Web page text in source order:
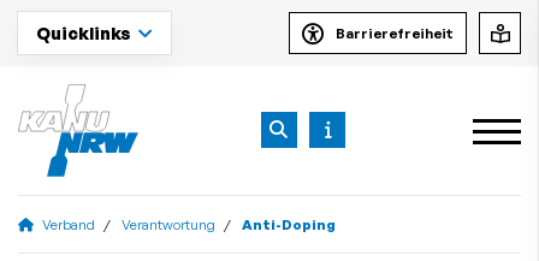
Quicklinks Barrierefreiheit
Verband Verantwortung Anti-Doping